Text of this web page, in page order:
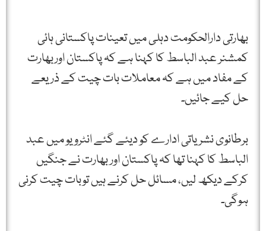
بھارتی دارالحکومت دہلی میں تعینات پاکستانی ہائی
کمشنر عبد الباسط کا کہنا ہے کہ پاکستان اوربھارت
کے مفاد میں ہے کہ معاملات بات چیت کے ذریعے
حل کیے جائیں۔
برطانوی نشریاتی ادارے کو دیئے گئے انٹرویو میں عبد
الباسط کا کہنا تھا کہ پاکستان اور بھارت نے جنگیں
کرکے دیکھ لیں، مسائل حل کرنے ہیں توبات چیت کرنی
ہوگی۔